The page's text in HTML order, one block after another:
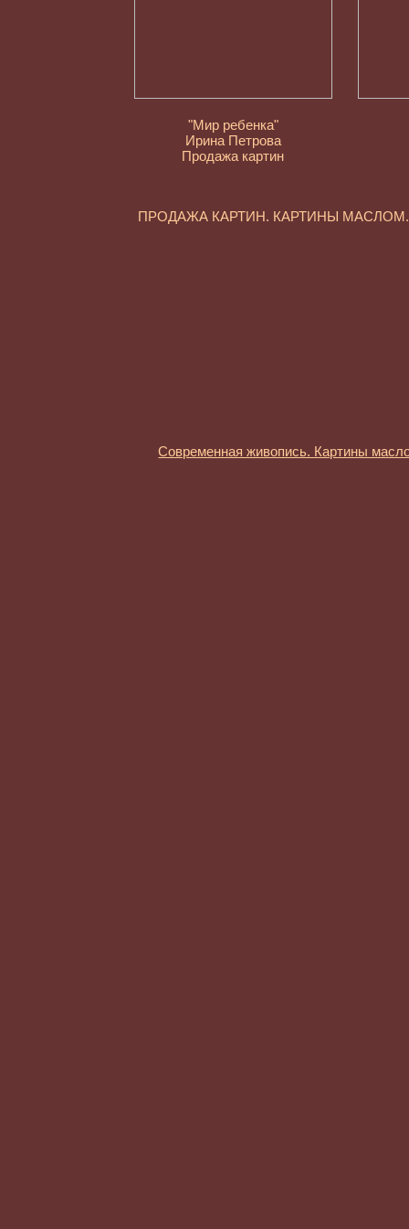
"Мир ребенка"
Ирина Петрова
Продажа картин
ПРОДАЖА КАРТИН. КАРТИНЫ
Современная живопись. Картины